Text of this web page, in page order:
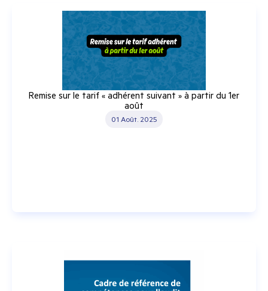
Remise sur le tarif « adhérent suivant » à partir du 1er
août
01 Août. 2025